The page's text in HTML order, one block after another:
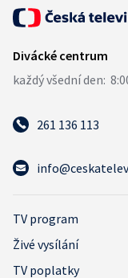
261 136 113
TV program
Živé vysílání
TV poplatky